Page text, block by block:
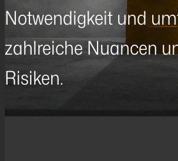
Notwendigkeit und
zahlreiche Nuancen
Risiken.